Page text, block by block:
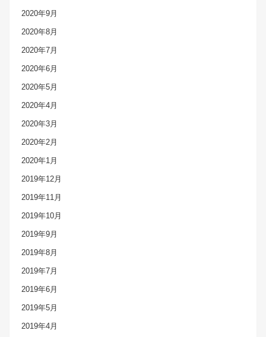
2020年9月
2020年8月
2020年7月
2020年6月
2020年5月
2020年4月
2020年3月
2020年2月
2020年1月
2019年12月
2019年11月
2019年10月
2019年9月
2019年8月
2019年7月
2019年6月
2019年5月
2019年4月